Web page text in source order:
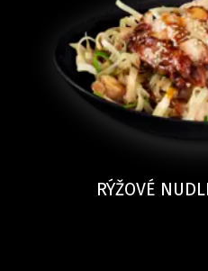
RÝŽOVÉ